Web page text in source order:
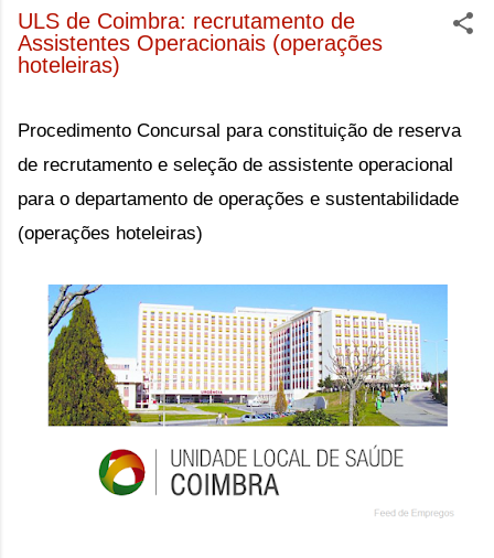
ULS de Coimbra: recrutamento de
Assistentes Operacionais (operações
hoteleiras)
Procedimento Concursal para constituição de reserva
de recrutamento e seleção de assistente operacional
para o departamento de operações e sustentabilidade
(operações hoteleiras)